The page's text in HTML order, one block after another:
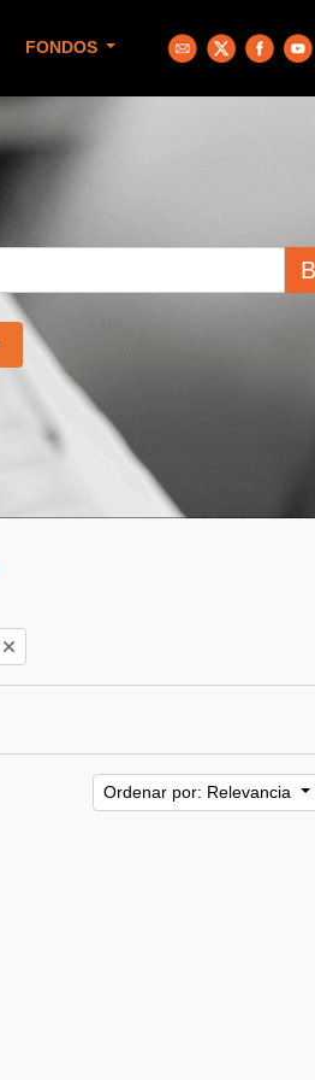
FONDOS
Ordenar por: Relevancia